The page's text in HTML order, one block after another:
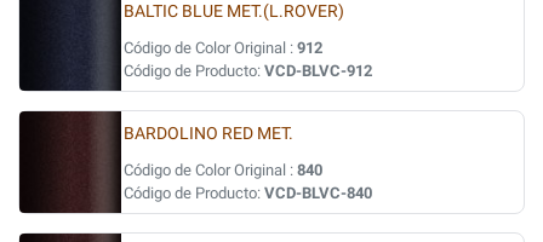
BALTIC BLUE MET.(L.ROVER)
Código de Color Original : 912
Código de Producto: VCD-BLVC-912
BARDOLINO RED MET.
Código de Color Original : 840
Código de Producto: VCD-BLVC-840